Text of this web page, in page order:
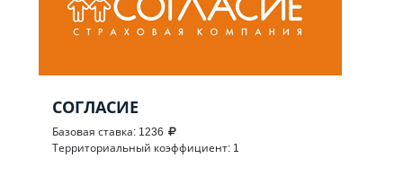
СОГЛАСИЕ
Базовая ставка: 1236
Территориальный коэффициент: 1